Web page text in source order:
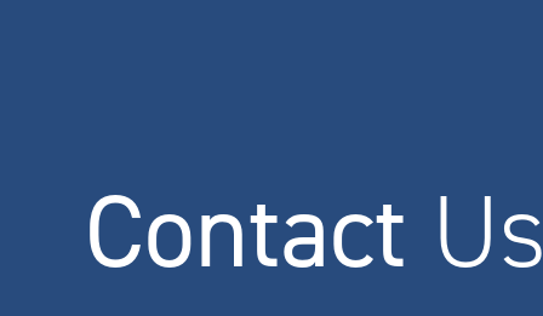
Contact